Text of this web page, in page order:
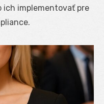
ich implementovať pre